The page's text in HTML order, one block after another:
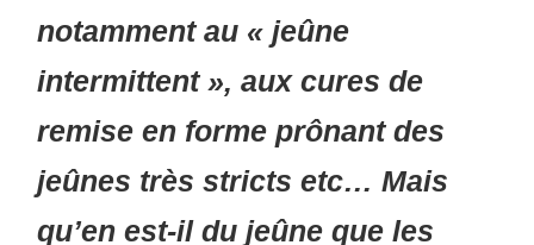
notamment au « jeûne
intermittent », aux cures de
remise en forme prônant des
jeûnes très stricts etc… Mais
qu’en est-il du jeûne que les